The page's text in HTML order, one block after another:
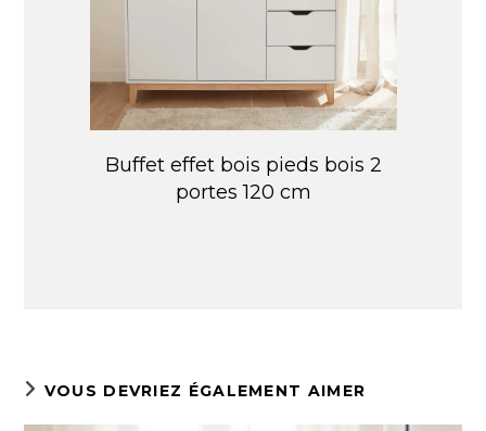
Buffet effet bois pieds bois 2
portes 120 cm
VOUS DEVRIEZ ÉGALEMENT AIMER